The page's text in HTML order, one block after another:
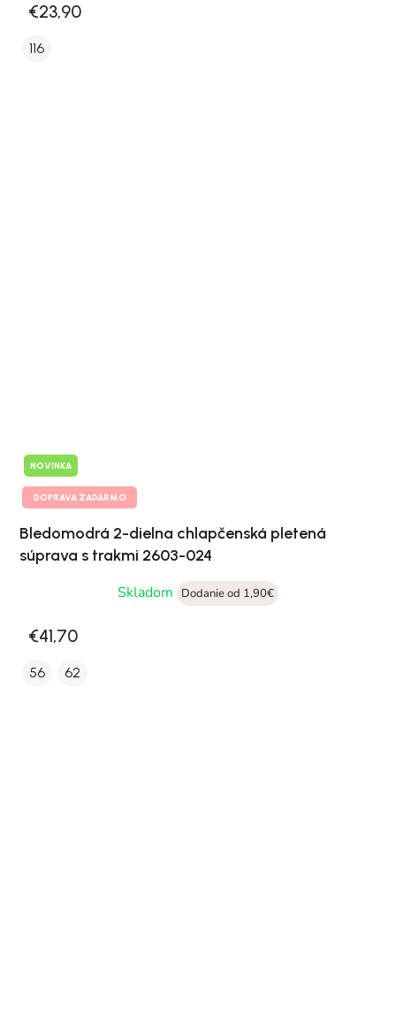
€23,90
116
NOVINKA
DOPRAVA ZADARMO
Bledomodrá 2-dielna chlapčenská pletená
súprava s trakmi 2603-024
Skladom
Dodanie od 1,90€
€41,70
56 62